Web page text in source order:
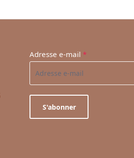
Adresse e-mail *
S'abonner